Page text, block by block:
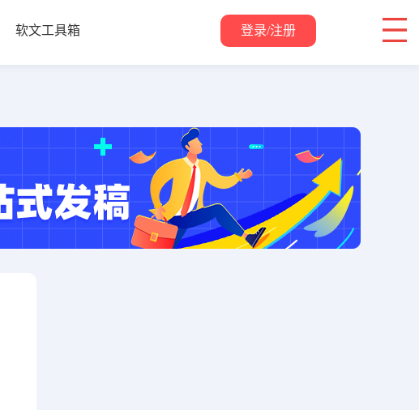
软文工具箱 登录/注册